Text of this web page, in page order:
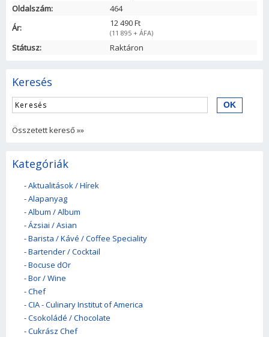
Oldalszám:
464
Ár:
12 490 Ft
(11 895 + ÁFA)
Státusz: Raktáron
Keresés
Összetett kereső »»
Kategóriák
-Aktualitások / Hírek
-Alapanyag
-Album / Album
-Ázsiai / Asian
-Barista / Kávé / Coffee Speciality
-Bartender / Cocktail
-Bocuse dOr
-Bor / Wine
-Chef
-CIA - Culinary Institut of America
-Csokoládé / Chocolate
-Cukrász Chef